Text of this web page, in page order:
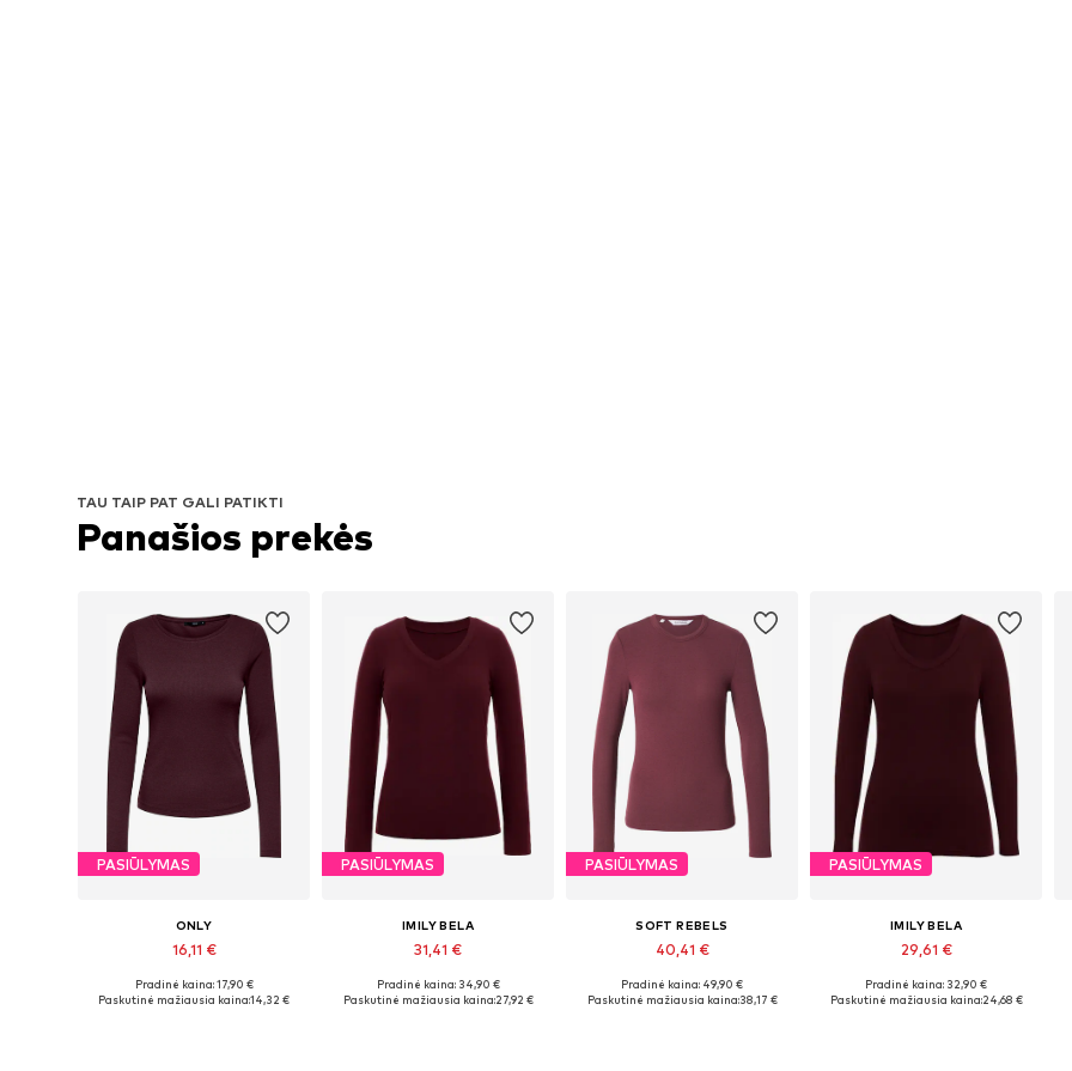
TAU TAIP PAT GALI PATIKTI
Panašios prekės
PASIŪLYMAS
ONLY
16,11 €
Galimi dydžiai: XS, S, M, L, XL
Pradinė kaina: 17,90 €
Paskutinė mažiausia kaina:14,32 €
PASIŪLYMAS
IMILY BELA
31,41 €
Galimi dydžiai: S, M, L, XL
Pradinė kaina: 34,90 €
Paskutinė mažiausia kaina:27,92 €
PASIŪLYMAS
SOFT REBELS
40,41 €
Pradinė kaina: 49,90 €
Paskutinė mažiausia kaina:38,17 €
PASIŪLYMAS
IMILY BELA
29,61 €
Galimi dydžiai: S, M, L, XL
Pradinė kaina: 32,90 €
Paskutinė mažiausia kaina:24,68 €